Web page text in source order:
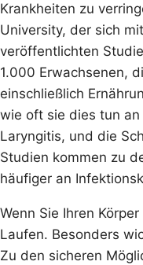
Krankheiten zu
University, der sich
veröffentlichten
1.000 Erwachsenen,
einschließlich
wie oft sie dies tun
Laryngitis, und die
Studien kommen zu
häufiger an
Wenn Sie Ihren
Laufen. Besonders
Zu den sicheren